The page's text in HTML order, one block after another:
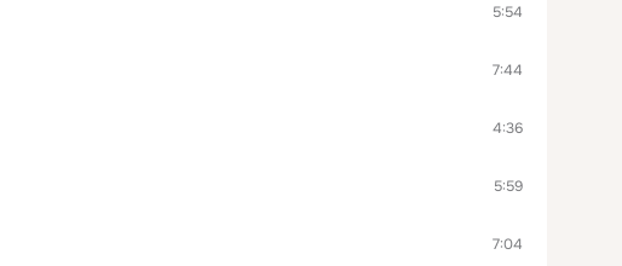
5:54
7:44
4:36
5:59
7:04